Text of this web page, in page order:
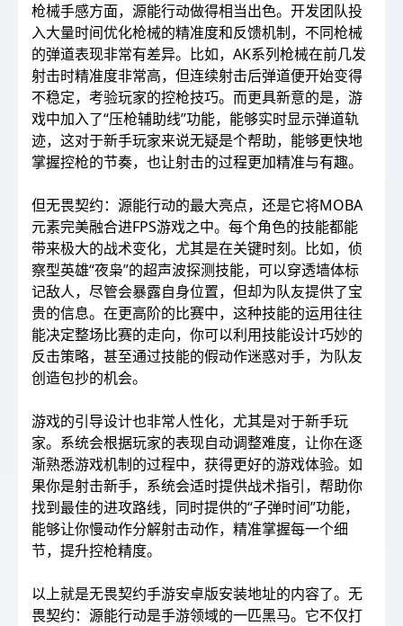
枪械手感方面，源能行动做得相当出色。开发团队投
入大量时间优化枪械的精准度和反馈机制，不同枪械
的弹道表现非常有差异。比如，AK系列枪械在前几发
射击时精准度非常高，但连续射击后弹道便开始变得
不稳定，考验玩家的控枪技巧。而更具新意的是，游
戏中加入了“压枪辅助线”功能，能够实时显示弹道轨
迹，这对于新手玩家来说无疑是个帮助，能够更快地
掌握控枪的节奏，也让射击的过程更加精准与有趣。
但无畏契约：源能行动的最大亮点，还是它将MOBA
元素完美融合进FPS游戏之中。每个角色的技能都能
带来极大的战术变化，尤其是在关键时刻。比如，侦
察型英雄“夜枭”的超声波探测技能，可以穿透墙体标
记敌人，尽管会暴露自身位置，但却为队友提供了宝
贵的信息。在更高阶的比赛中，这种技能的运用往往
能决定整场比赛的走向，你可以利用技能设计巧妙的
反击策略，甚至通过技能的假动作迷惑对手，为队友
创造包抄的机会。
游戏的引导设计也非常人性化，尤其是对于新手玩
家。系统会根据玩家的表现自动调整难度，让你在逐
渐熟悉游戏机制的过程中，获得更好的游戏体验。如
果你是射击新手，系统会适时提供战术指引，帮助你
找到最佳的进攻路线，同时提供的“子弹时间”功能，
能够让你慢动作分解射击动作，精准掌握每一个细
节，提升控枪精度。
以上就是无畏契约手游安卓版安装地址的内容了。无
畏契约：源能行动是手游领域的一匹黑马。它不仅打